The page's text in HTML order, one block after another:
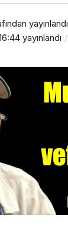
yayınlandı
yayınlandı